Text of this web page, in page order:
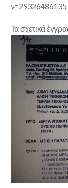
Τα σχετικά